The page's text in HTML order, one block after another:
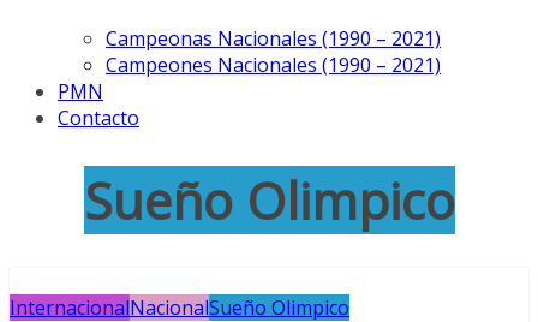
Campeonas Nacionales (1990 – 2021)
Campeones Nacionales (1990 – 2021)
PMN
Contacto
Sueño Olimpico
InternacionalNacionalSueño Olimpico